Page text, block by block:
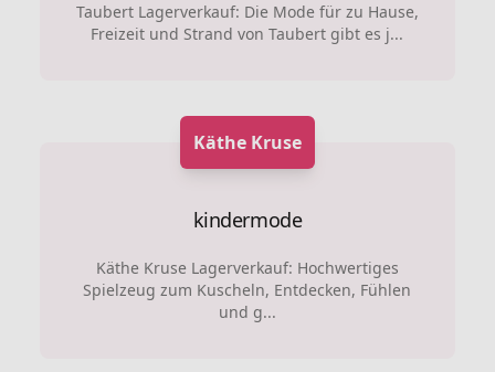
Taubert Lagerverkauf: Die Mode für zu Hause,
Freizeit und Strand von Taubert gibt es j...
Käthe Kruse
kindermode
Käthe Kruse Lagerverkauf: Hochwertiges
Spielzeug zum Kuscheln, Entdecken, Fühlen
und g...